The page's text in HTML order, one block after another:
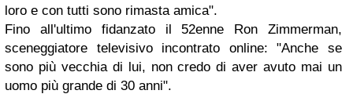
loro e con tutti sono rimasta amica".
Fino all'ultimo fidanzato il 52enne Ron Zimmerman,
sceneggiatore televisivo incontrato online: "Anche se
sono più vecchia di lui, non credo di aver avuto mai un
uomo più grande di 30 anni".